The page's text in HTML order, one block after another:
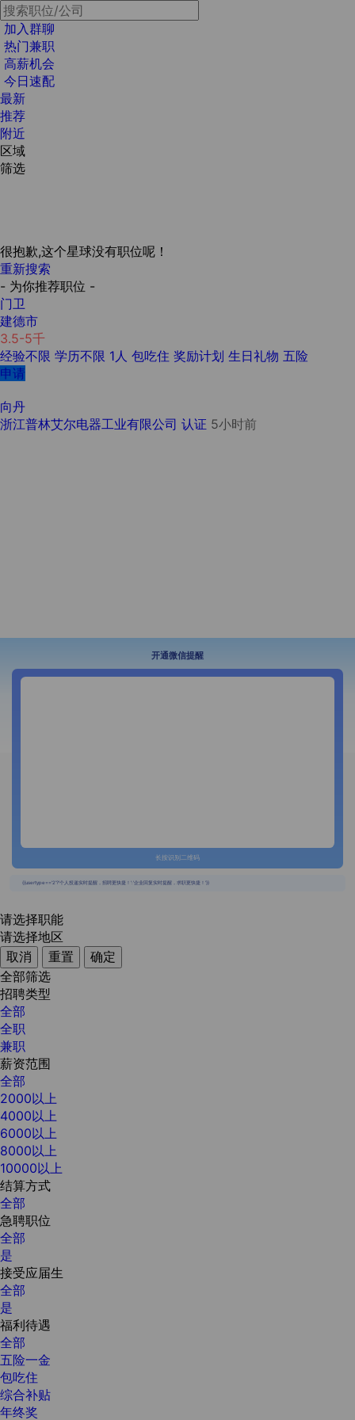
加入群聊
热门兼职
高薪机会
今日速配
最新
推荐
附近
区域
筛选
很抱歉,这个星球没有职位呢！
重新搜索
- 为你推荐职位 -
门卫
建德市
3.5-5千
经验不限 学历不限 1人 包吃住 奖励计划 生日礼物 五险
申请
向丹
浙江普林艾尔电器工业有限公司 认证 5小时前
开通微信提醒
长按识别二维码
{{usertype=='2'?'个人投递实时提醒，招聘更快捷！':'企业回复实时提醒，求职更快捷！'}}
请选择职能
请选择地区
取消
重置
确定
全部筛选
招聘类型
全部
全职
兼职
薪资范围
全部
2000以上
4000以上
6000以上
8000以上
10000以上
结算方式
全部
急聘职位
全部
是
接受应届生
全部
是
福利待遇
全部
五险一金
包吃住
综合补贴
年终奖